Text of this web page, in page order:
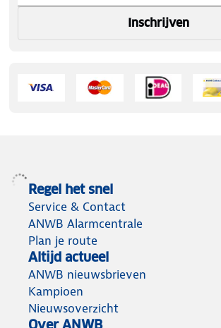
Inschrijven
Regel het snel
Service & Contact
ANWB Alarmcentrale
Plan je route
Altijd actueel
ANWB nieuwsbrieven
Kampioen
Nieuwsoverzicht